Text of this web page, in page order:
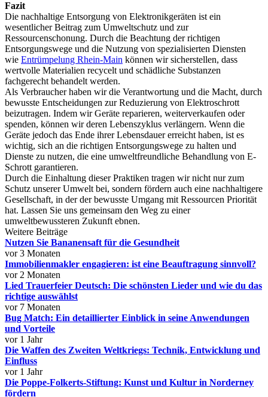
Fazit
Die nachhaltige Entsorgung von Elektronikgeräten ist ein
wesentlicher Beitrag zum Umweltschutz und zur
Ressourcenschonung. Durch die Beachtung der richtigen
Entsorgungswege und die Nutzung von spezialisierten Diensten
wie Entrümpelung Rhein-Main können wir sicherstellen, dass
wertvolle Materialien recycelt und schädliche Substanzen
fachgerecht behandelt werden.
Als Verbraucher haben wir die Verantwortung und die Macht, durch
bewusste Entscheidungen zur Reduzierung von Elektroschrott
beizutragen. Indem wir Geräte reparieren, weiterverkaufen oder
spenden, können wir deren Lebenszyklus verlängern. Wenn die
Geräte jedoch das Ende ihrer Lebensdauer erreicht haben, ist es
wichtig, sich an die richtigen Entsorgungswege zu halten und
Dienste zu nutzen, die eine umweltfreundliche Behandlung von E-
Schrott garantieren.
Durch die Einhaltung dieser Praktiken tragen wir nicht nur zum
Schutz unserer Umwelt bei, sondern fördern auch eine nachhaltigere
Gesellschaft, in der der bewusste Umgang mit Ressourcen Priorität
hat. Lassen Sie uns gemeinsam den Weg zu einer
umweltbewussteren Zukunft ebnen.
Weitere Beiträge
Nutzen Sie Bananensaft für die Gesundheit
vor 3 Monaten
Immobilienmakler engagieren: ist eine Beauftragung sinnvoll?
vor 2 Monaten
Lied Trauerfeier Deutsch: Die schönsten Lieder und wie du das
richtige auswählst
vor 7 Monaten
Bug Match: Ein detaillierter Einblick in seine Anwendungen
und Vorteile
vor 1 Jahr
Die Waffen des Zweiten Weltkriegs: Technik, Entwicklung und
Einfluss
vor 1 Jahr
Die Poppe-Folkerts-Stiftung: Kunst und Kultur in Norderney
fördern